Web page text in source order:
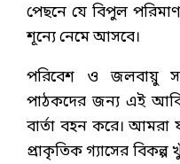
পেছনে যে বিপুল
শূন্যে নেমে আসবে।
পরিবেশ ও জলবায়ু
পাঠকদের জন্য এই
বার্তা বহন করে।
প্রাকৃতিক গ্যাসের